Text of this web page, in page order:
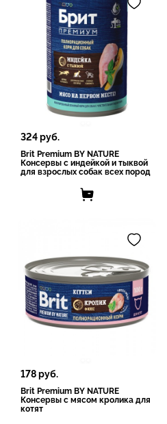
324руб.
Brit Premium BY NATURE
Консервы с индейкой и тыквой
для взрослых собак всех пород
178руб.
Brit Premium BY NATURE
Консервы с мясом кролика для
котят